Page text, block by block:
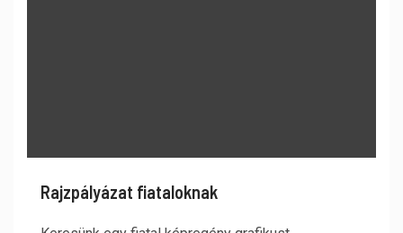
Rajzpályázat fiataloknak